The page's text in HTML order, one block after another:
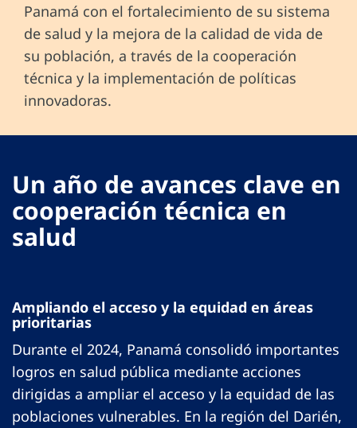
Panamá con el fortalecimiento de su sistema
de salud y la mejora de la calidad de vida de
su población, a través de la cooperación
técnica y la implementación de políticas
innovadoras.
Un año de avances clave en
cooperación técnica en
salud
Ampliando el acceso y la equidad en áreas
prioritarias
Durante el 2024, Panamá consolidó importantes
logros en salud pública mediante acciones
dirigidas a ampliar el acceso y la equidad de las
poblaciones vulnerables. En la región del Darién,